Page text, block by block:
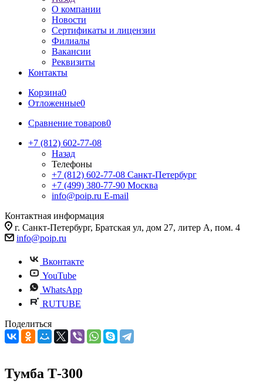
О компании
Новости
Сертификаты и лицензии
Филиалы
Вакансии
Реквизиты
Контакты
Корзина0
Отложенные0
Сравнение товаров0
+7 (812) 602-77-08
Назад
Телефоны
+7 (812) 602-77-08 Санкт-Петербург
+7 (499) 380-77-90 Москва
info@poip.ru E-mail
Контактная информация
г. Санкт-Петербург, Братская ул, дом 27, литер А, пом. 4
info@poip.ru
Вконтакте
YouTube
WhatsApp
RUTUBE
Поделиться
Тумба Т-300